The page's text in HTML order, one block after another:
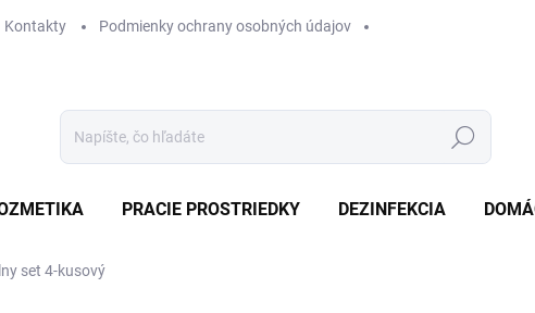
Kontakty Podmienky ochrany osobných údajov
Hľadať
PRACIE PROSTRIEDKY DEZINFEKCIA
set 4-kusový